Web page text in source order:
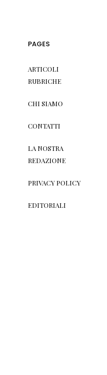
PAGES
ARTICOLI
RUBRICHE
CHI SIAMO
CONTATTI
LA NOSTRA
REDAZIONE
PRIVACY POLICY
EDITORIALI